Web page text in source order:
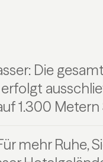
Die
1.300
mehr Ruhe,